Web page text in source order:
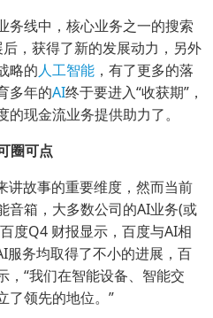
务线中，核心业务之一的搜索
，获得了新的发展动力，另外
略的人工智能 ，有了更多的落
多年的AI终于要进入“收获期”，
现金流业务提供助力了。
圈可点
讲故事的重要维度，然而当前
音箱，大多数公司的AI业务(或
度Q4 财报显示，百度与AI相
服务均取得了不小的进展，百
，“我们在智能设备、智能交
了领先的地位。”